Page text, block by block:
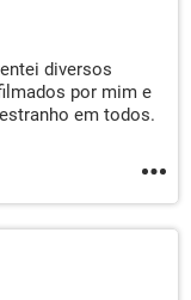
diversos
por mim e
em todos.